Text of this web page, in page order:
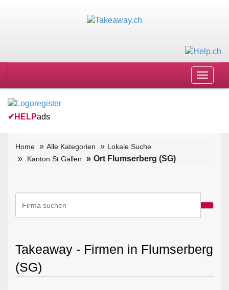
Toggle
✔ HELPads
Home Alle Kategorien
Lokale Suche
Kanton St.Gallen
Ort Flumserberg (SG)
Takeaway - Firmen in Flumserberg
(SG)